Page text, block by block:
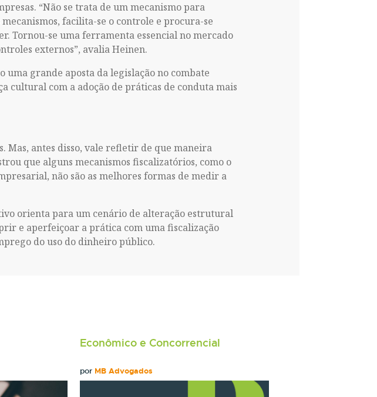
“Não se trata de um mecanismo para
facilita-se o controle e procura-se
Tornou-se uma ferramenta essencial no mercado
externos”, avalia Heinen.
uma grande aposta da legislação no combate
cultural com a adoção de práticas de conduta mais
Mas, antes disso, vale refletir de que maneira
que alguns mecanismos fiscalizatórios, como o
não são as melhores formas de medir a
orienta para um cenário de alteração estrutural
e aperfeiçoar a prática com uma fiscalização
do uso do dinheiro público.
Econômico e Concorrencial
por MB Advogados